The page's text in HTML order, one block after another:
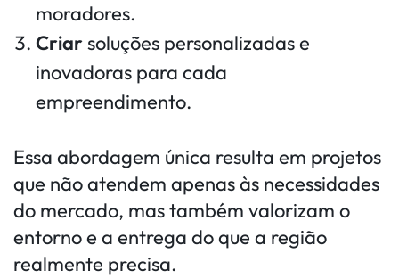
moradores.
Criarsoluções personalizadas e
inovadoras para cada
empreendimento.
Essa abordagem única resulta em projetos
que não atendem apenas às necessidades
do mercado, mas também valorizam o
entorno e a entrega do que a região
realmente precisa.